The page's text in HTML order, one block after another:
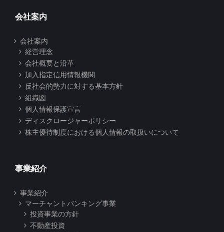
会社案内
会社案内
経営理念
会社概要と沿革
加入指定信用情報機関
反社会的勢力に対する基本方針
組織図
個人情報保護宣言
ディスクロージャーポリシー
株主優待制度における個人情報の取扱いについて
事業紹介
事業紹介
マーチャントバンキング事業
投資事業の方針
不動産投資